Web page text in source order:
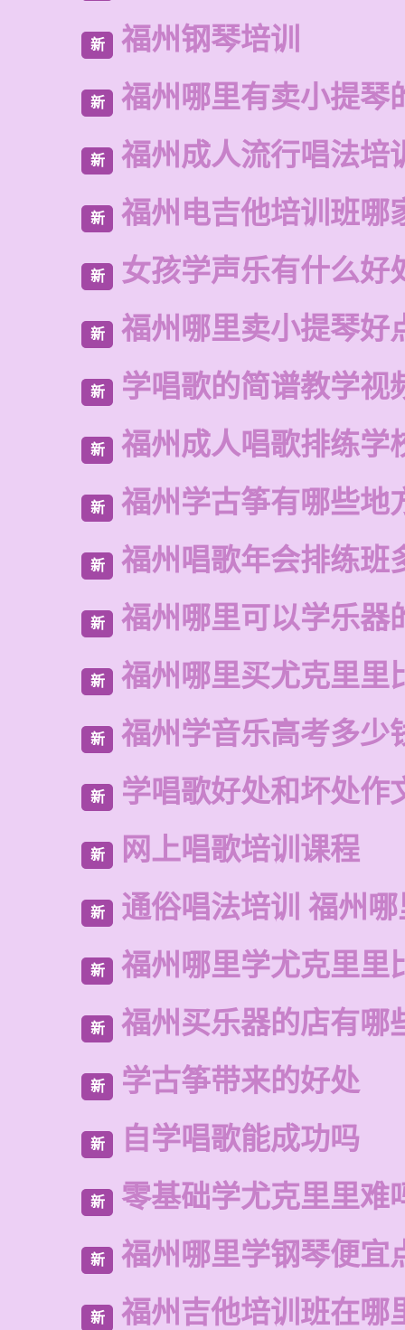
新 福州钢琴培训
新 福州哪里有卖小提琴
新 福州成人流行唱法培
新 福州电吉他培训班哪
新 女孩学声乐有什么好
新 福州哪里卖小提琴好
新 学唱歌的简谱教学视
新 福州成人唱歌排练学
新 福州学古筝有哪些地
新 福州唱歌年会排练班
新 福州哪里可以学乐器
新 福州哪里买尤克里里
新 福州学音乐高考多少
新 学唱歌好处和坏处作
新 网上唱歌培训课程
新 通俗唱法培训 福州
新 福州哪里学尤克里里
新 福州买乐器的店有哪
新 学古筝带来的好处
新 自学唱歌能成功吗
新 零基础学尤克里里难
新 福州哪里学钢琴便宜
新 福州吉他培训班在哪